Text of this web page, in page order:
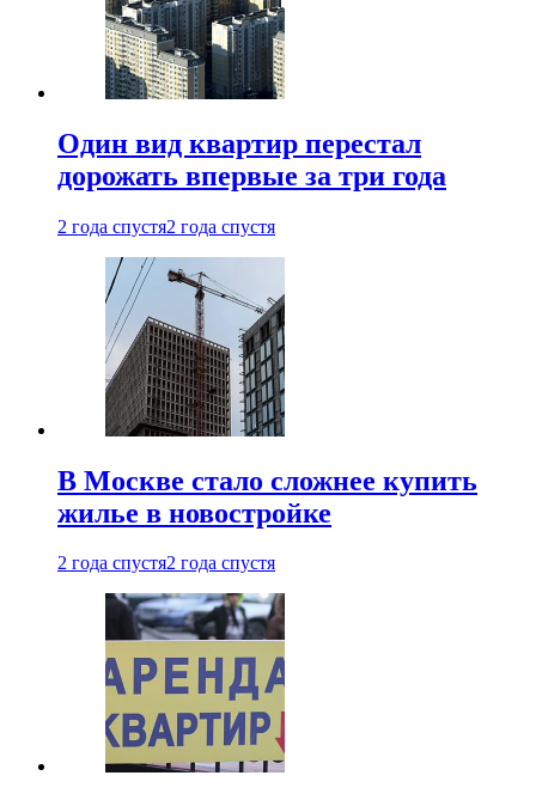
Один вид квартир перестал
дорожать впервые за три года
2 года спустя2 года спустя
В Москве стало сложнее купить
жилье в новостройке
2 года спустя2 года спустя